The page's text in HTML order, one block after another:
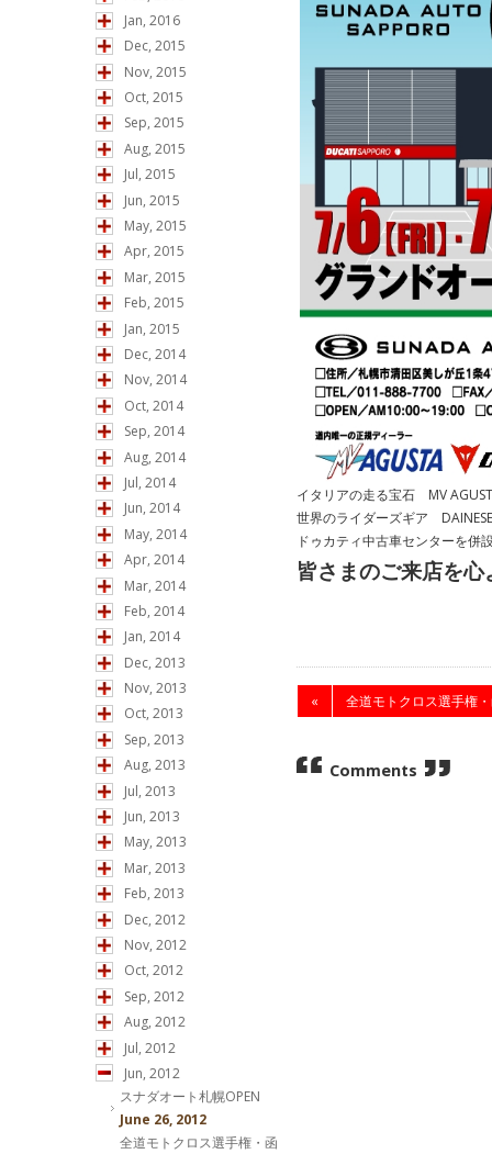
Jan, 2016
Dec, 2015
Nov, 2015
Oct, 2015
Sep, 2015
Aug, 2015
Jul, 2015
Jun, 2015
May, 2015
Apr, 2015
Mar, 2015
Feb, 2015
Jan, 2015
Dec, 2014
Nov, 2014
Oct, 2014
Sep, 2014
Aug, 2014
Jul, 2014
Jun, 2014
May, 2014
Apr, 2014
Mar, 2014
Feb, 2014
Jan, 2014
Dec, 2013
Nov, 2013
Oct, 2013
Sep, 2013
Aug, 2013
Jul, 2013
Jun, 2013
May, 2013
Mar, 2013
Feb, 2013
Dec, 2012
Nov, 2012
Oct, 2012
Sep, 2012
Aug, 2012
Jul, 2012
Jun, 2012
スナダオート札幌OPEN
June 26, 2012
全道モトクロス選手権・函
イタリアの走る宝石 MV
世界のライダーズギア DAINESE
ドゥカティ中古車センターを併
皆さまのご来店を
« 全道モトクロス選手権
Comments